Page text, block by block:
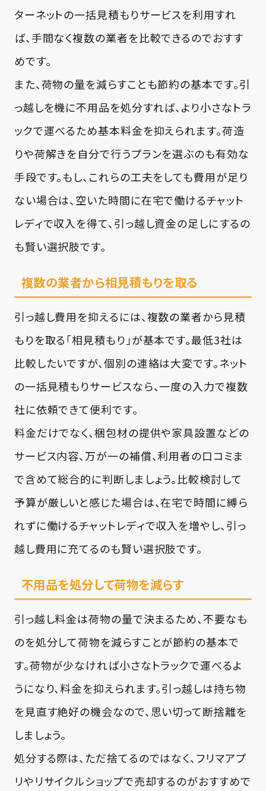
ターネットの一括見積もりサービスを利用すれ
ば、手間なく複数の業者を比較できるのでおすす
めです。
また、荷物の量を減らすことも節約の基本です。引
っ越しを機に不用品を処分すれば、より小さなトラ
ックで運べるため基本料金を抑えられます。荷造
りや荷解きを自分で行うプランを選ぶのも有効な
手段です。もし、これらの工夫をしても費用が足り
ない場合は、空いた時間に在宅で働けるチャット
レディで収入を得て、引っ越し資金の足しにするの
も賢い選択肢です。
複数の業者から相見積もりを取る
引っ越し費用を抑えるには、複数の業者から見積
もりを取る「相見積もり」が基本です。最低3社は
比較したいですが、個別の連絡は大変です。ネット
の一括見積もりサービスなら、一度の入力で複数
社に依頼できて便利です。
料金だけでなく、梱包材の提供や家具設置などの
サービス内容、万が一の補償、利用者の口コミま
で含めて総合的に判断しましょう。比較検討して
予算が厳しいと感じた場合は、在宅で時間に縛ら
れずに働けるチャットレディで収入を増やし、引っ
越し費用に充てるのも賢い選択肢です。
不用品を処分して荷物を減らす
引っ越し料金は荷物の量で決まるため、不要なも
のを処分して荷物を減らすことが節約の基本で
す。荷物が少なければ小さなトラックで運べるよ
うになり、料金を抑えられます。引っ越しは持ち物
を見直す絶好の機会なので、思い切って断捨離を
しましょう。
処分する際は、ただ捨てるのではなく、フリマアプ
リやリサイクルショップで売却するのがおすすめで